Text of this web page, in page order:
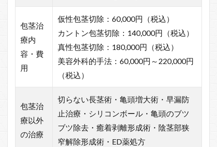
包茎治
療内
容・費
用
仮性包茎切除：60,000円（税込）
カントン包茎切除：140,000円（税込）
真性包茎切除：180,000円（税込）
美容外科的手法：60,000円～220,000円
（税込）
包茎治
療以外
の治療
切らない長茎術・亀頭増大術・早漏防
止治療・シリコンボール・亀頭のブツ
ブツ除去・癒着剥離形成術・陰茎部狭
窄解除形成術・ED薬処方